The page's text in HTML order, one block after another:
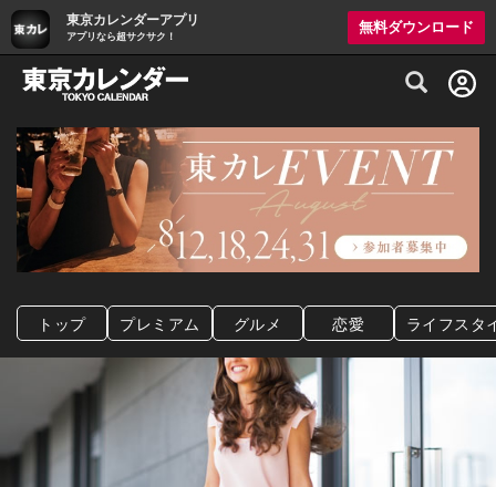
東京カレンダーアプリ
アプリなら超サクサク！
無料ダウンロード
グルメ情報・プレミアムレストラン予約
トップ プレミアム グルメ 恋愛 ライフスタ